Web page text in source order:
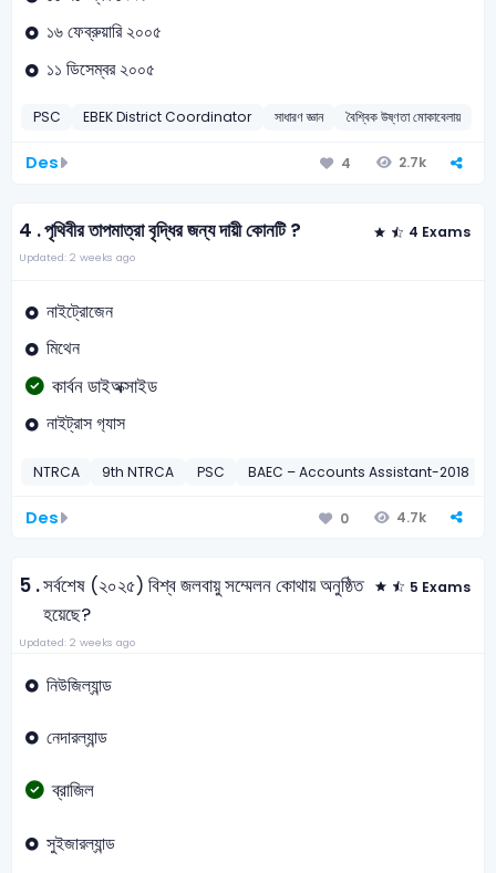
১৬ ফেব্রুয়ারি ২০০৫
১১ ডিসেম্বর ২০০৫
PSC EBEK District Coordinator সাধারণ জ্ঞান বৈশ্বিক উষ্ণতা মোকাবেলায়
Des 4 2.7k
4 .পৃথিবীর তাপমাত্রা বৃদ্ধির জন্য দায়ী কোনটি ? 4 Exams
Updated: 2 weeks ago
নাইট্রোজেন
মিথেন
কার্বন ডাইঅক্সাইড
নাইট্রাস গ‍্যাস
NTRCA 9th NTRCA PSC BAEC – Accounts Assistant-2018
Des 0 4.7k
5 .সর্বশেষ (২০২৫) বিশ্ব জলবায়ু সম্মেলন কোথায় অনুষ্ঠিত
হয়েছে?
5 Exams
Updated: 2 weeks ago
নিউজিল্যান্ড
নেদারল্যান্ড
ব্রাজিল
সুইজারল্যান্ড